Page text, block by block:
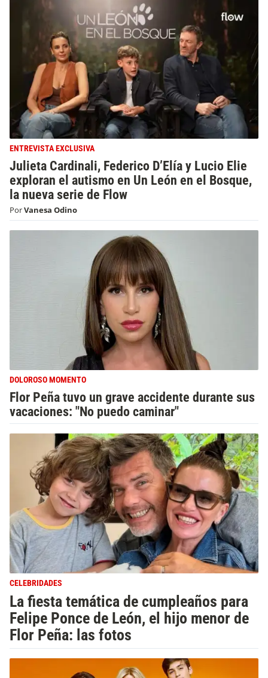
ENTREVISTA EXCLUSIVA
Julieta Cardinali, Federico D’Elía y Lucio Elie
exploran el autismo en Un León en el Bosque,
la nueva serie de Flow
PorVanesa Odino
DOLOROSO MOMENTO
Flor Peña tuvo un grave accidente durante sus
vacaciones: "No puedo caminar"
CELEBRIDADES
La fiesta temática de cumpleaños para
Felipe Ponce de León, el hijo menor de
Flor Peña: las fotos